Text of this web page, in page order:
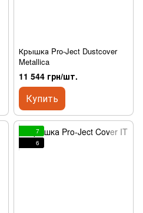
Крышка Pro-Ject Dustcover
Metallica
11 544 грн/шт.
Купить
7
6